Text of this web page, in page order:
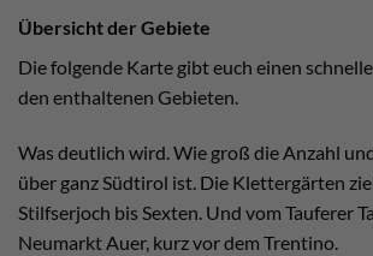
Übersicht der Gebiete
Die folgende Karte gibt euch einen
den enthaltenen Gebieten.
Was deutlich wird. Wie groß die Anzahl
über ganz Südtirol ist. Die Klettergärten
Stilfserjoch bis Sexten. Und vom Tauferer
Neumarkt Auer, kurz vor dem Trentino.